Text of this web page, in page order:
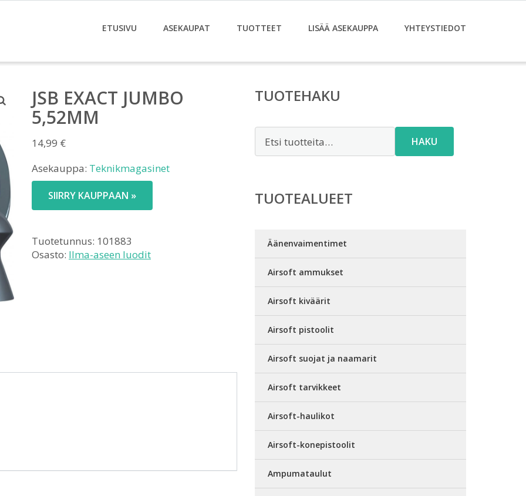
ETUSIVU ASEKAUPAT TUOTTEET LISÄÄ ASEKAUPPA YHTEYSTIEDOT
JSB EXACT JUMBO
5,52MM
14,99 €
Asekauppa: Teknikmagasinet
SIIRRY KAUPPAAN »
Tuotetunnus: 101883
Osasto: Ilma-aseen luodit
TUOTEHAKU
HAKU
TUOTEALUEET
Äänenvaimentimet
Airsoft ammukset
Airsoft kiväärit
Airsoft pistoolit
Airsoft suojat ja naamarit
Airsoft tarvikkeet
Airsoft-haulikot
Airsoft-konepistoolit
Ampumataulut